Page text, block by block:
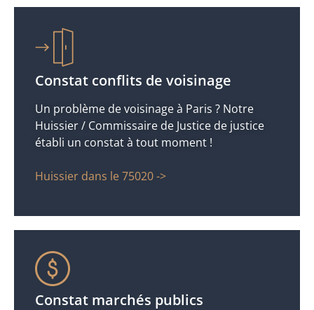
Constat conflits de voisinage
Un problème de voisinage à Paris ? Notre
Huissier / Commissaire de Justice de justice
établi un constat à tout moment !
Huissier dans le 75020 ->
Constat marchés publics